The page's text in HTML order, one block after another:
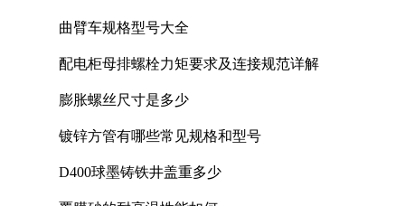
曲臂车规格型号大全
配电柜母排螺栓力矩要求及连接规范详解
膨胀螺丝尺寸是多少
镀锌方管有哪些常见规格和型号
D400球墨铸铁井盖重多少